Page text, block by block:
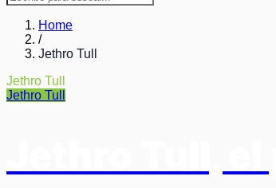
Home
/
Jethro Tull
Jethro Tull
Jethro Tull